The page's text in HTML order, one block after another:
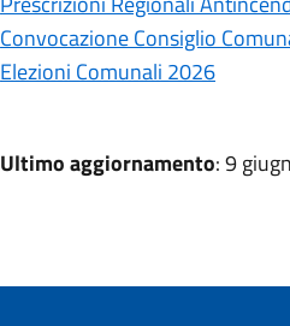
Convocazione Consiglio
Elezioni Comunali 2026
Ultimo aggiornamento: 9